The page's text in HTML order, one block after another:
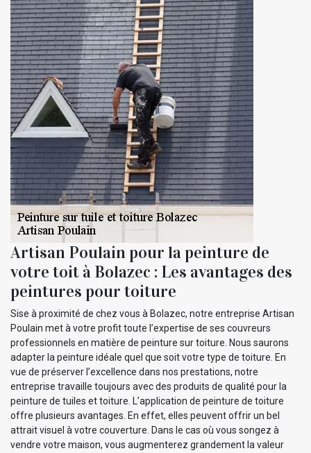
Artisan Poulain pour la peinture de
votre toit à Bolazec : Les avantages des
peintures pour toiture
Sise à proximité de chez vous à Bolazec, notre entreprise Artisan
Poulain met à votre profit toute l’expertise de ses couvreurs
professionnels en matière de peinture sur toiture. Nous saurons
adapter la peinture idéale quel que soit votre type de toiture. En
vue de préserver l’excellence dans nos prestations, notre
entreprise travaille toujours avec des produits de qualité pour la
peinture de tuiles et toiture. L’application de peinture de toiture
offre plusieurs avantages. En effet, elles peuvent offrir un bel
attrait visuel à votre couverture. Dans le cas où vous songez à
vendre votre maison, vous augmenterez grandement la valeur